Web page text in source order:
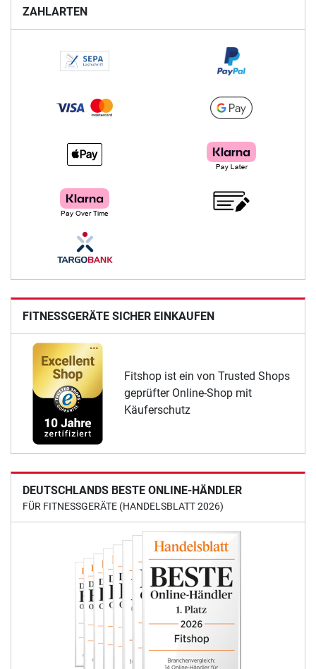
ZAHLARTEN
FITNESSGERÄTE SICHER EINKAUFEN
Fitshop ist ein von Trusted Shops
geprüfter Online-Shop mit
Käuferschutz
DEUTSCHLANDS BESTE ONLINE-HÄNDLER
FÜR FITNESSGERÄTE (HANDELSBLATT 2026)